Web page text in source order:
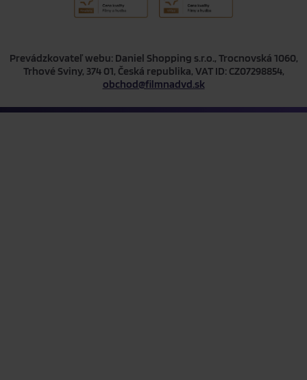
Prevádzkovateľ webu: Daniel Shopping s.r.o., Trocnovská 1060,
Trhové Sviny, 374 01, Česká republika, VAT ID: CZ07298854,
obchod@filmnadvd.sk